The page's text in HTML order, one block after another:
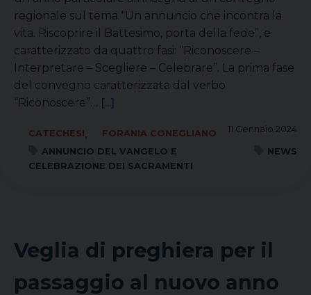
regionale sul tema “Un annuncio che incontra la
vita. Riscoprire il Battesimo, porta della fede”, e
caratterizzato da quattro fasi: “Riconoscere –
Interpretare – Scegliere – Celebrare”. La prima fase
del convegno caratterizzata dal verbo
“Riconoscere”… [...]
11 Gennaio 2024
CATECHESI,
FORANIA CONEGLIANO
ANNUNCIO DEL VANGELO E
CELEBRAZIONE DEI SACRAMENTI
NEWS
Veglia di preghiera per il
passaggio al nuovo anno